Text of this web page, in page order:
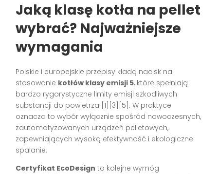
Jaką klasę kotła na pellet
wybrać? Najważniejsze
wymagania
Polskie i europejskie przepisy kładą nacisk na
stosowanie kotłów klasy emisji 5, które spełniają
bardzo rygorystyczne limity emisji szkodliwych
substancji do powietrza [1][3][5]. W praktyce
oznacza to wybór wyłącznie spośród nowoczesnych,
zautomatyzowanych urządzeń pelletowych,
zapewniających wysoką efektywność i ekologiczne
spalanie.
Certyfikat EcoDesign to kolejne wymóg